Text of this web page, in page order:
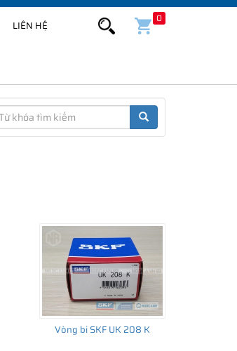
LIÊN HỆ
0
Vòng bi SKF UK 208 K